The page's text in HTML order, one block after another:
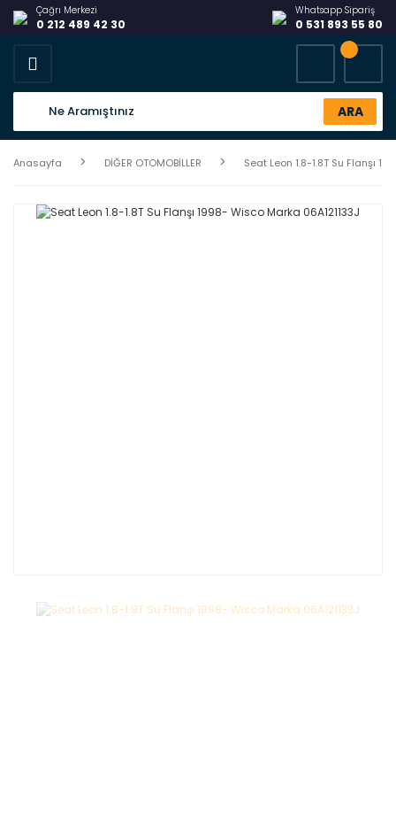
Çağrı Merkezi
0 212 489 42 30
Whatsapp Sipariş
0 531 893 55 80
ARA
Anasayfa DİĞER OTOMOBİLLER Seat Leon 1.8-1.8T Su Flanşı